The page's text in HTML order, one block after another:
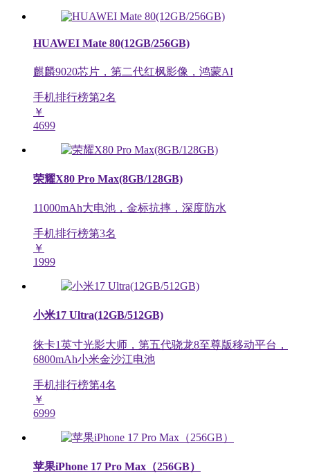
HUAWEI Mate 80(12GB/256GB)
麒麟9020芯片，第二代红枫影像，鸿蒙AI
手机排行榜第2名
￥
4699
荣耀X80 Pro Max(8GB/128GB)
11000mAh大电池，金标抗摔，深度防水
手机排行榜第3名
￥
1999
小米17 Ultra(12GB/512GB)
徕卡1英寸光影大师，第五代骁龙8至尊版移动平台，
6800mAh小米金沙江电池
手机排行榜第4名
￥
6999
苹果iPhone 17 Pro Max（256GB）